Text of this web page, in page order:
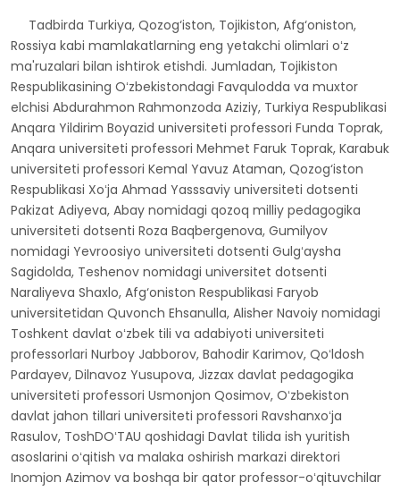
Rossiya kabi mamlakatlarning eng yetakchi olimlari oʻz
ma'ruzalari bilan ishtirok etishdi. Jumladan, Tojikiston
Respublikasining Oʻzbekistondagi Favqulodda va muxtor
elchisi Abdurahmon Rahmonzoda Aziziy, Turkiya Respublikasi
Anqara Yildirim Boyazid universiteti professori Funda Toprak,
Anqara universiteti professori Mehmet Faruk Toprak, Karabuk
universiteti professori Kemal Yavuz Ataman, Qozog‘iston
Respublikasi Xoʻja Ahmad Yasssaviy universiteti dotsenti
Pakizat Adiyeva, Abay nomidagi qozoq milliy pedagogika
universiteti dotsenti Roza Baqbergenova, Gumilyov
nomidagi Yevroosiyo universiteti dotsenti Gulgʻaysha
Sagidolda, Teshenov nomidagi universitet dotsenti
Naraliyeva Shaxlo, Afg‘oniston Respublikasi Faryob
universitetidan Quvonch Ehsanulla, Alisher Navoiy nomidagi
Toshkent davlat oʻzbek tili va adabiyoti universiteti
professorlari Nurboy Jabborov, Bahodir Karimov, Qoʻldosh
Pardayev, Dilnavoz Yusupova, Jizzax davlat pedagogika
universiteti professori Usmonjon Qosimov, Oʻzbekiston
davlat jahon tillari universiteti professori Ravshanxoʻja
Rasulov, ToshDOʻTAU qoshidagi Davlat tilida ish yuritish
asoslarini oʻqitish va malaka oshirish markazi direktori
Inomjon Azimov va boshqa bir qator professor-oʻqituvchilar
o‘z taqdimotlari bilan ma'ruza qildilar.